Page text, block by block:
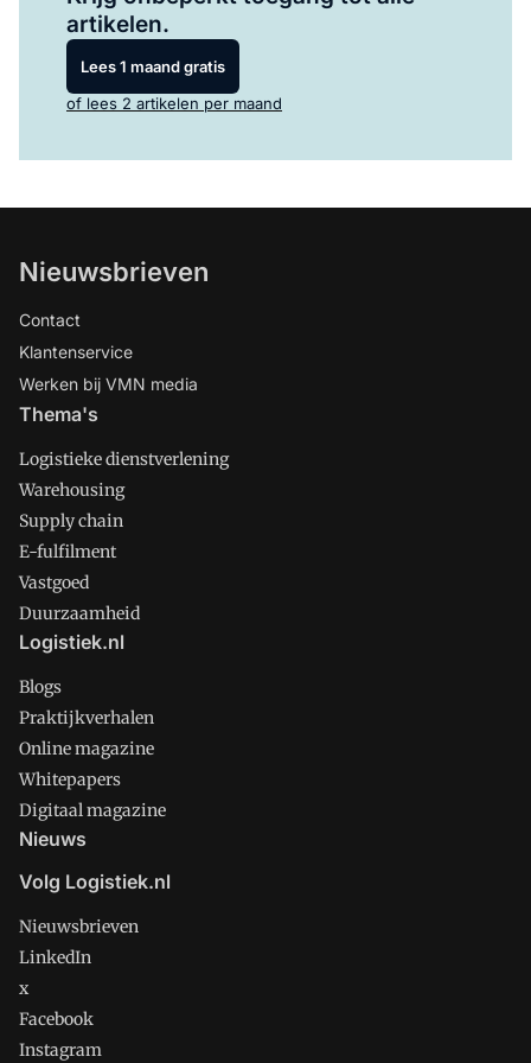
artikelen.
Lees 1 maand gratis
of lees 2 artikelen per maand
Nieuwsbrieven
Contact
Klantenservice
Werken bij VMN media
Thema's
Logistieke dienstverlening
Warehousing
Supply chain
E-fulfilment
Vastgoed
Duurzaamheid
Logistiek.nl
Blogs
Praktijkverhalen
Online magazine
Whitepapers
Digitaal magazine
Nieuws
Volg Logistiek.nl
Nieuwsbrieven
LinkedIn
x
Facebook
Instagram